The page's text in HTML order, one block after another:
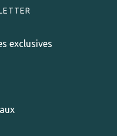
exclusives